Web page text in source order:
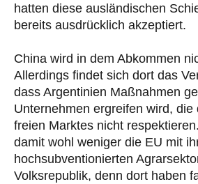
hatten diese ausländischen
bereits ausdrücklich akzeptiert.
China wird in dem Abkommen
Allerdings findet sich dort das
dass Argentinien Maßnahmen
Unternehmen ergreifen wird, die
freien Marktes nicht
damit wohl weniger die EU mit
hochsubventionierten
Volksrepublik, denn dort haben